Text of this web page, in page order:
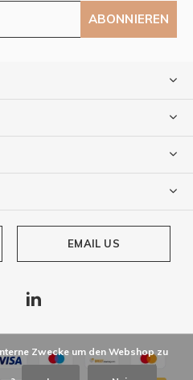
ABONNIEREN
EMAIL US
Zwecke um den Webshop zu